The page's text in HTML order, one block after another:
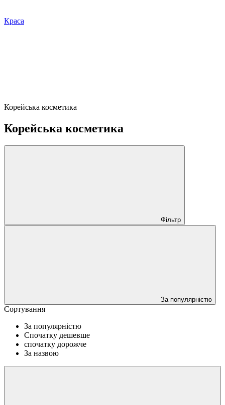
Краса
Корейська косметика
Корейська косметика
Фільтр
За популярністю
Сортування
За популярністю
Спочатку дешевше
спочатку дорожче
За назвою